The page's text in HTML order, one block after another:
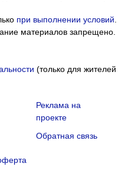
при выполнении условий
материалов запрещено.
(только для жителей
Реклама на
проекте
Обратная связь